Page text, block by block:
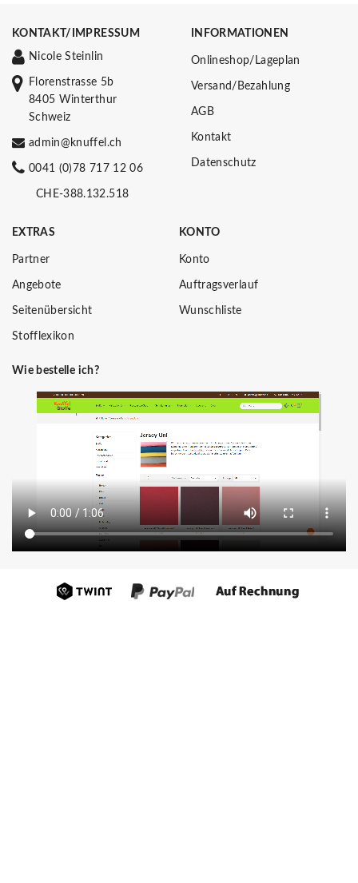
KONTAKT/IMPRESSUM
Nicole Steinlin
Florenstrasse 5b
8405 Winterthur
Schweiz
admin@knuffel.ch
0041 (0)78 717 12 06
CHE-388.132.518
INFORMATIONEN
Onlineshop/Lageplan
Versand/Bezahlung
AGB
Kontakt
Datenschutz
EXTRAS
Partner
Angebote
Seitenübersicht
Stofflexikon
KONTO
Konto
Auftragsverlauf
Wunschliste
Wie bestelle ich?